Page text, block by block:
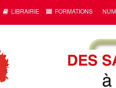
LIBRAIRIE FORMATIONS